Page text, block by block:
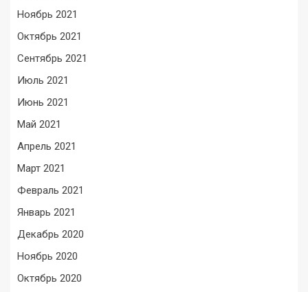
Ноябрь 2021
Октябрь 2021
Сентябрь 2021
Июль 2021
Июнь 2021
Май 2021
Апрель 2021
Март 2021
Февраль 2021
Январь 2021
Декабрь 2020
Ноябрь 2020
Октябрь 2020